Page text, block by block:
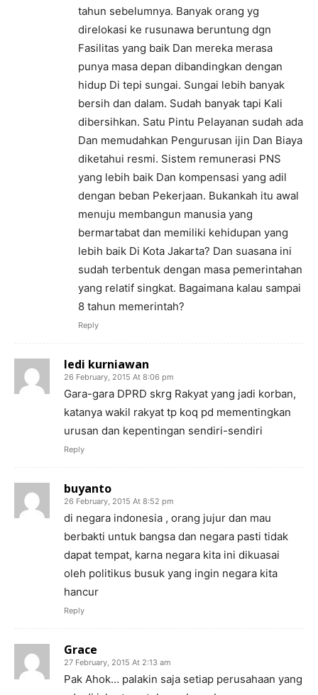
tahun sebelumnya. Banyak orang yg
direlokasi ke rusunawa beruntung dgn
Fasilitas yang baik Dan mereka merasa
punya masa depan dibandingkan dengan
hidup Di tepi sungai. Sungai lebih banyak
bersih dan dalam. Sudah banyak tapi Kali
dibersihkan. Satu Pintu Pelayanan sudah ada
Dan memudahkan Pengurusan ijin Dan Biaya
diketahui resmi. Sistem remunerasi PNS
yang lebih baik Dan kompensasi yang adil
dengan beban Pekerjaan. Bukankah itu awal
menuju membangun manusia yang
bermartabat dan memiliki kehidupan yang
lebih baik Di Kota Jakarta? Dan suasana ini
sudah terbentuk dengan masa pemerintahan
yang relatif singkat. Bagaimana kalau sampai
8 tahun memerintah?
Reply
ledi kurniawan
26 February, 2015 At 8:06 pm
Gara-gara DPRD skrg Rakyat yang jadi korban,
katanya wakil rakyat tp koq pd mementingkan
urusan dan kepentingan sendiri-sendiri
Reply
buyanto
26 February, 2015 At 8:52 pm
di negara indonesia , orang jujur dan mau
berbakti untuk bangsa dan negara pasti tidak
dapat tempat, karna negara kita ini dikuasai
oleh politikus busuk yang ingin negara kita
hancur
Reply
Grace
27 February, 2015 At 2:13 am
Pak Ahok… palakin saja setiap perusahaan yang